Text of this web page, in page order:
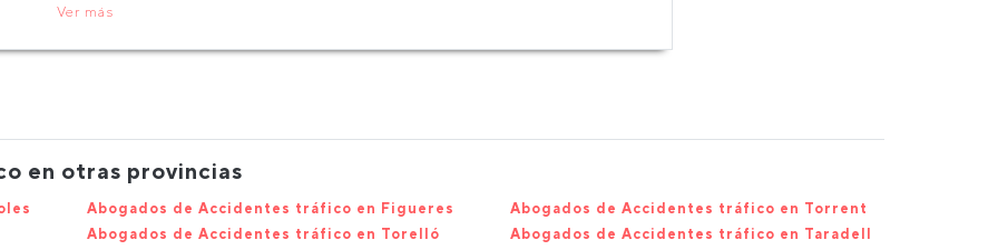
Ver más
en otras provincias
Abogados de Accidentes tráfico en Figueres
Abogados de Accidentes tráfico en Torelló
Abogados de Accidentes tráfico en Torrent
Abogados de Accidentes tráfico en Taradell